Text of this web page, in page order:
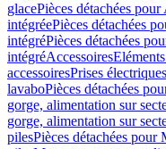
glacePièces détachées
intégréePièces détachées
intégréPièces détachées
intégréAccessoires
accessoiresPrises électriques
lavaboPièces détachées
gorge, alimentation sur
gorge, alimentation sur
pilesPièces détachées pour